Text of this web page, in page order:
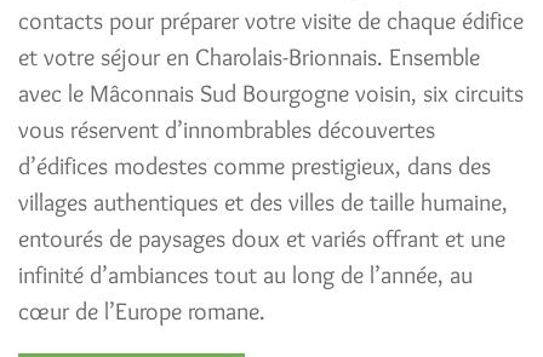
contacts pour préparer votre visite de chaque édifice
et votre séjour en Charolais-Brionnais. Ensemble
avec le Mâconnais Sud Bourgogne voisin, six circuits
vous réservent d’innombrables découvertes
d’édifices modestes comme prestigieux, dans des
villages authentiques et des villes de taille humaine,
entourés de paysages doux et variés offrant et une
infinité d’ambiances tout au long de l’année, au
cœur de l’Europe romane.